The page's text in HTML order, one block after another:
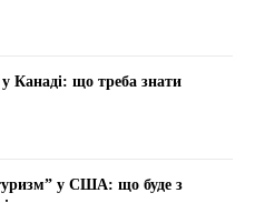
Канаді: що треба знати
у США: що буде з